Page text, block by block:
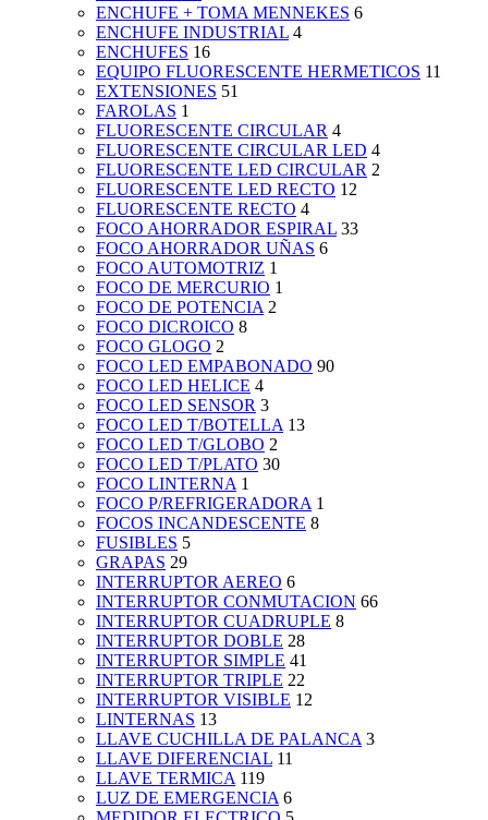
ENCHUFE + TOMA MENNEKES 6
ENCHUFE INDUSTRIAL 4
ENCHUFES 16
EQUIPO FLUORESCENTE HERMETICOS 11
EXTENSIONES 51
FAROLAS 1
FLUORESCENTE CIRCULAR 4
FLUORESCENTE CIRCULAR LED 4
FLUORESCENTE LED CIRCULAR 2
FLUORESCENTE LED RECTO 12
FLUORESCENTE RECTO 4
FOCO AHORRADOR ESPIRAL 33
FOCO AHORRADOR UÑAS 6
FOCO AUTOMOTRIZ 1
FOCO DE MERCURIO 1
FOCO DE POTENCIA 2
FOCO DICROICO 8
FOCO GLOGO 2
FOCO LED EMPABONADO 90
FOCO LED HELICE 4
FOCO LED SENSOR 3
FOCO LED T/BOTELLA 13
FOCO LED T/GLOBO 2
FOCO LED T/PLATO 30
FOCO LINTERNA 1
FOCO P/REFRIGERADORA 1
FOCOS INCANDESCENTE 8
FUSIBLES 5
GRAPAS 29
INTERRUPTOR AEREO 6
INTERRUPTOR CONMUTACION 66
INTERRUPTOR CUADRUPLE 8
INTERRUPTOR DOBLE 28
INTERRUPTOR SIMPLE 41
INTERRUPTOR TRIPLE 22
INTERRUPTOR VISIBLE 12
LINTERNAS 13
LLAVE CUCHILLA DE PALANCA 3
LLAVE DIFERENCIAL 11
LLAVE TERMICA 119
LUZ DE EMERGENCIA 6